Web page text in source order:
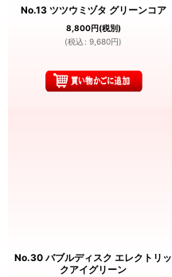
No.13 ツツウミヅタ グリーンコア
8,800円(税別)
(税込 : 9,680円)
No.30 バブルディスク エレクトリッ
クアイグリーン